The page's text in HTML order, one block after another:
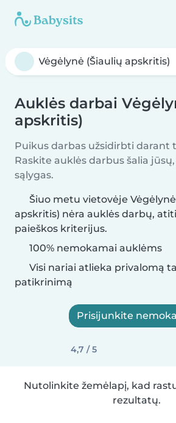
Auklės darbai
apskritis)
Puikus darbas užsidirbti darant
Raskite auklės darbus šalia
sąlygas.
Šiuo metu vietovėje
apskritis) nėra auklės darbų,
paieškos kriterijus.
100% nemokamai auklėms
Visi nariai atlieka privalomą
patikrinimą
Prisijunkite
4,7 / 5
Nutolinkite žemėlapį, kad
rezultatų.